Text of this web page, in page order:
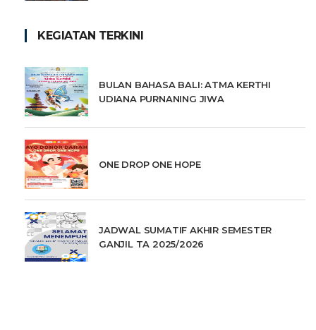
KEGIATAN TERKINI
BULAN BAHASA BALI: ATMA KERTHI
UDIANA PURNANING JIWA
ONE DROP ONE HOPE
JADWAL SUMATIF AKHIR SEMESTER
GANJIL TA 2025/2026